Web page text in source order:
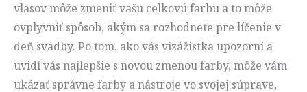
vlasov môže zmeniť vašu celkovú farbu a to môže
ovplyvniť spôsob, akým sa rozhodnete pre líčenie v
deň svadby. Po tom, ako vás vizážistka upozorní a
uvidí vás najlepšie s novou zmenou farby, môže vám
ukázať správne farby a nástroje vo svojej súprave,